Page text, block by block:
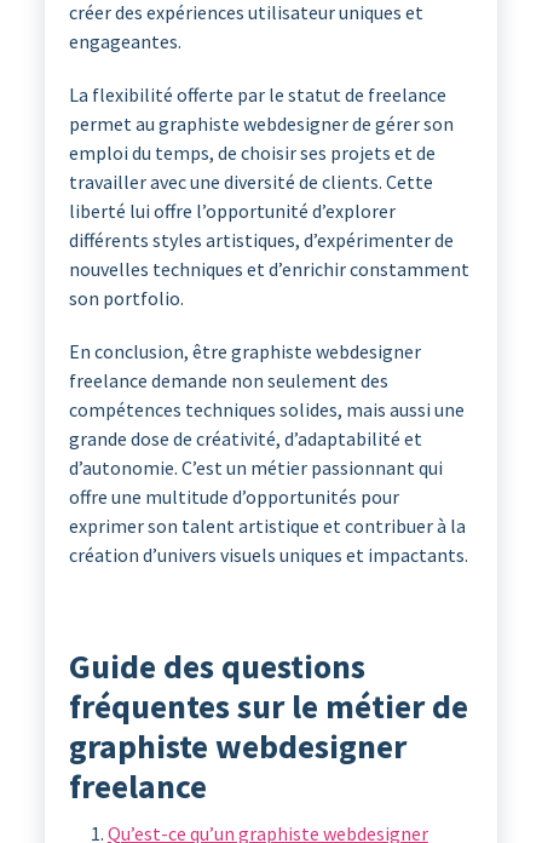
créer des expériences utilisateur uniques et
engageantes.
La flexibilité offerte par le statut de freelance
permet au graphiste webdesigner de gérer son
emploi du temps, de choisir ses projets et de
travailler avec une diversité de clients. Cette
liberté lui offre l’opportunité d’explorer
différents styles artistiques, d’expérimenter de
nouvelles techniques et d’enrichir constamment
son portfolio.
En conclusion, être graphiste webdesigner
freelance demande non seulement des
compétences techniques solides, mais aussi une
grande dose de créativité, d’adaptabilité et
d’autonomie. C’est un métier passionnant qui
offre une multitude d’opportunités pour
exprimer son talent artistique et contribuer à la
création d’univers visuels uniques et impactants.
Guide des questions
fréquentes sur le métier de
graphiste webdesigner
freelance
Qu’est-ce qu’un graphiste webdesigner